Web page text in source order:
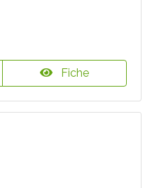
Fiche